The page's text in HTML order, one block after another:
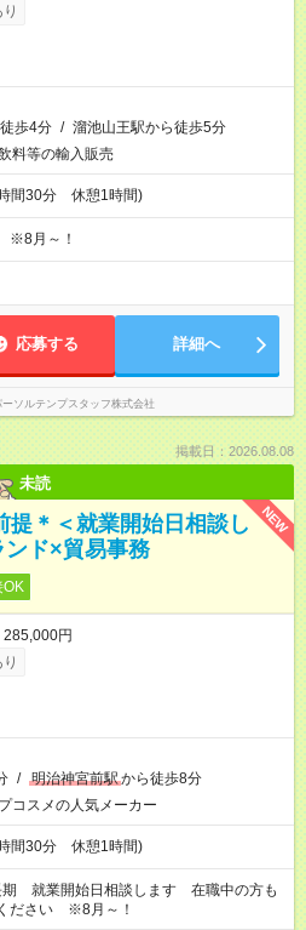
歩4分 / 溜池山王駅から徒歩5分
料等の輸入販売
間30分 休憩1時間)
※8月～！
応募する 詳細へ
ーソルテンプスタッフ株式会社
掲載日：2026.08.08
未読
NEW
提＊＜就業開始日相談し
ンド×貿易事務
OK
円
/ 明治神宮前駅から徒歩8分
コスメの人気メーカー
間30分 休憩1時間)
期 就業開始日相談します 在職中の方も
ださい ※8月～！